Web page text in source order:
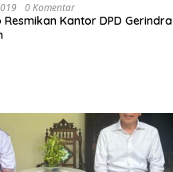
0 Komentar
Resmikan Kantor DPD Gerindra